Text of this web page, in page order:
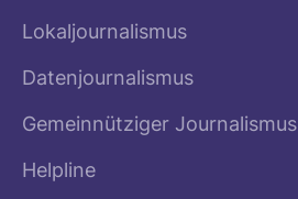
Lokaljournalismus
Datenjournalismus
Gemeinnütziger Journalismus
Helpline